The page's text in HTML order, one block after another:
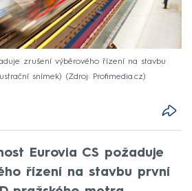
zrušení výběrového řízení na stavbu
snímek)
Zdroj: Profimedia.cz
Eurovia CS požaduje
řízení na stavbu první